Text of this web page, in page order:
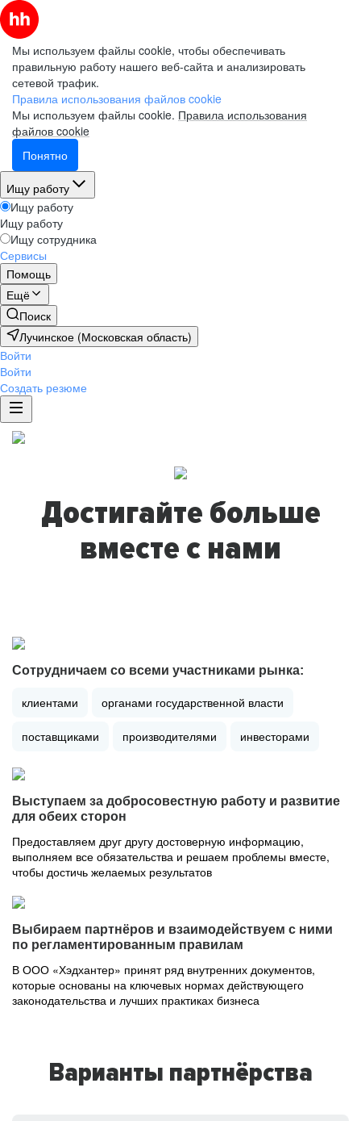
Мы используем файлы cookie, чтобы обеспечивать
правильную работу нашего веб-сайта и анализировать
сетевой трафик.
Правила использования файлов cookie
Мы используем файлы cookie. Правила использования
файлов cookie
Понятно
Ищу работу
Ищу работу
Ищу работу
Ищу сотрудника
Сервисы
Помощь
Ещё
Поиск
Лучинское (Московская область)
Войти
Войти
Создать резюме
Достигайте больше
вместе с нами
Сотрудничаем со всеми участниками рынка:
клиентами органами государственной власти
поставщиками производителями инвесторами
Выступаем за добросовестную работу и развитие
для обеих сторон
Предоставляем друг другу достоверную информацию,
выполняем все обязательства и решаем проблемы вместе,
чтобы достичь желаемых результатов
Выбираем партнёров и взаимодействуем с ними
по регламентированным правилам
В ООО «Хэдхантер» принят ряд внутренних документов,
которые основаны на ключевых нормах действующего
законодательства и лучших практиках бизнеса
Варианты партнёрства